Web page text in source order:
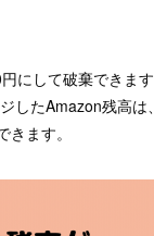
にして破棄できます
したAmazon残高
きます。